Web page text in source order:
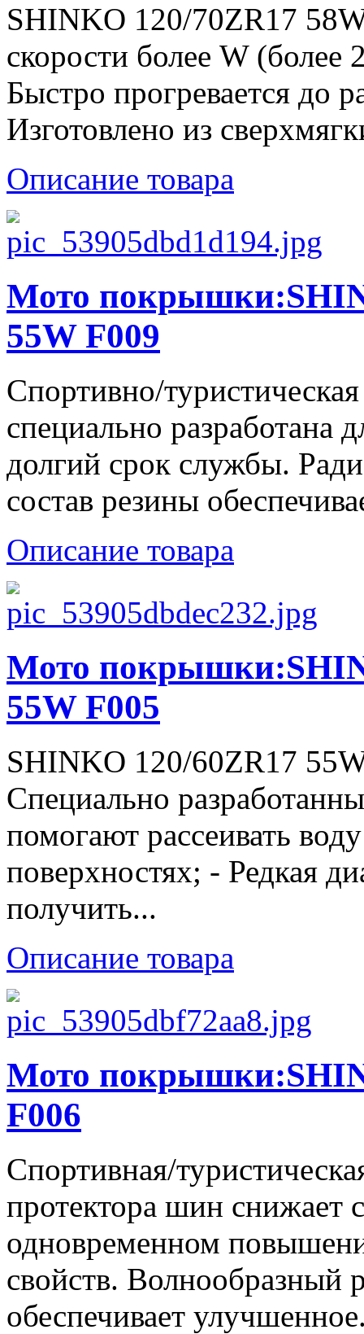
SHINKO 120/70ZR17
скорости более W
Быстро прогревается до
Изготовлено из
Описание товара
Мото
55W F009
Спортивно/
специально разработана
долгий срок службы.
состав резины
Описание товара
Мото
55W F005
SHINKO 120/60ZR17
Специально
помогают рассеивать
поверхностях; - Редкая
получить...
Описание товара
Мото
F006
Спортивная/
протектора шин снижает
одновременном
свойств. Волнообразный
обеспечивает